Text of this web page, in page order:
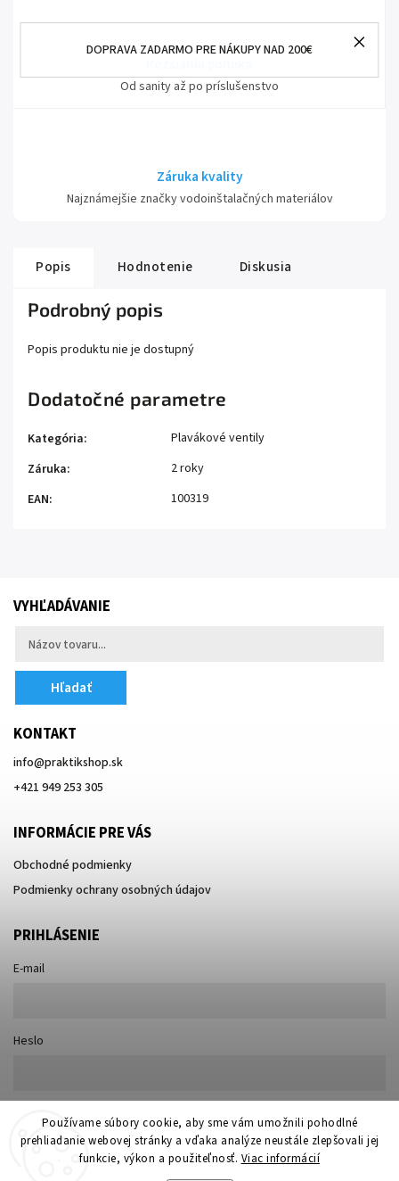
Používame súbory cookie, aby sme vám umožnili pohodlné
prehliadanie webovej stránky a vďaka analýze neustále zlepšovali jej
funkcie, výkon a použiteľnosť. Viac informácií
DOPRAVA ZADARMO PRE NÁKUPY NAD 200€
Od sanity až po príslušenstvo
Záruka kvality
Najznámejšie značky vodoinštalačných materiálov
Popis Hodnotenie Diskusia
Podrobný popis
Popis produktu nie je dostupný
Dodatočné parametre
Kategória:
Plavákové ventily
Záruka:
2 roky
EAN: 100319
VYHĽADÁVANIE
Hľadať
KONTAKT
info@praktikshop.sk
+421 949 253 305
INFORMÁCIE PRE VÁS
Obchodné podmienky
Podmienky ochrany osobných údajov
PRIHLÁSENIE
E-mail
Heslo
Prihlásiť sa
Nová registrácia
Zabudnuté heslo